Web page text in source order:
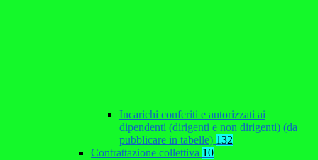
Incarichi conferiti e autorizzati ai
dipendenti (dirigenti e non dirigenti) (da
pubblicare in tabelle) 132
Contrattazione collettiva 10